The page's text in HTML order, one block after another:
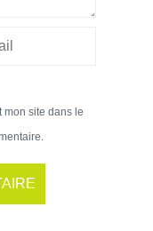
mon site dans le